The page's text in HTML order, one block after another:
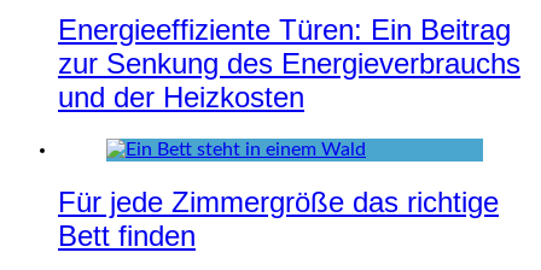
Energieeffiziente Türen: Ein Beitrag
zur Senkung des Energieverbrauchs
und der Heizkosten
Für jede Zimmergröße das richtige
Bett finden